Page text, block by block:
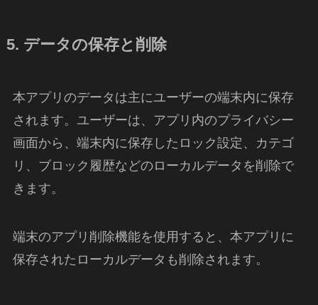
5. データの保存と削除
本アプリのデータは主にユーザーの端末内に保存
されます。ユーザーは、アプリ内のプライバシー
画面から、端末内に保存したロック設定、カテゴ
リ、ブロック履歴などのローカルデータを削除で
きます。
端末のアプリ削除機能を使用すると、本アプリに
保存されたローカルデータも削除されます。